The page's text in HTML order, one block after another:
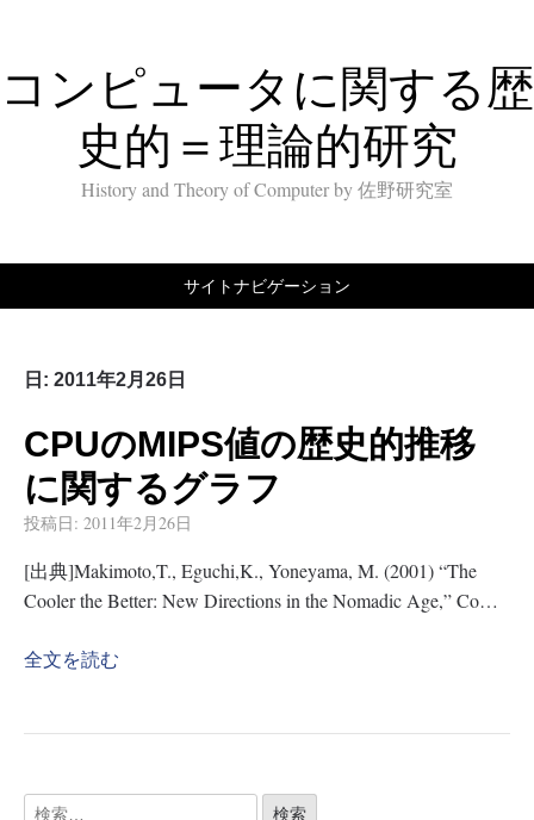
コンピュータに関する歴
史的＝理論的研究
History and Theory of Computer by 佐野研究室
サイトナビゲーション
日: 2011年2月26日
CPUのMIPS値の歴史的推移
に関するグラフ
投稿日: 2011年2月26日
[出典]Makimoto,T., Eguchi,K., Yoneyama, M. (2001) “The
Cooler the Better: New Directions in the Nomadic Age,” Co…
全文を読む